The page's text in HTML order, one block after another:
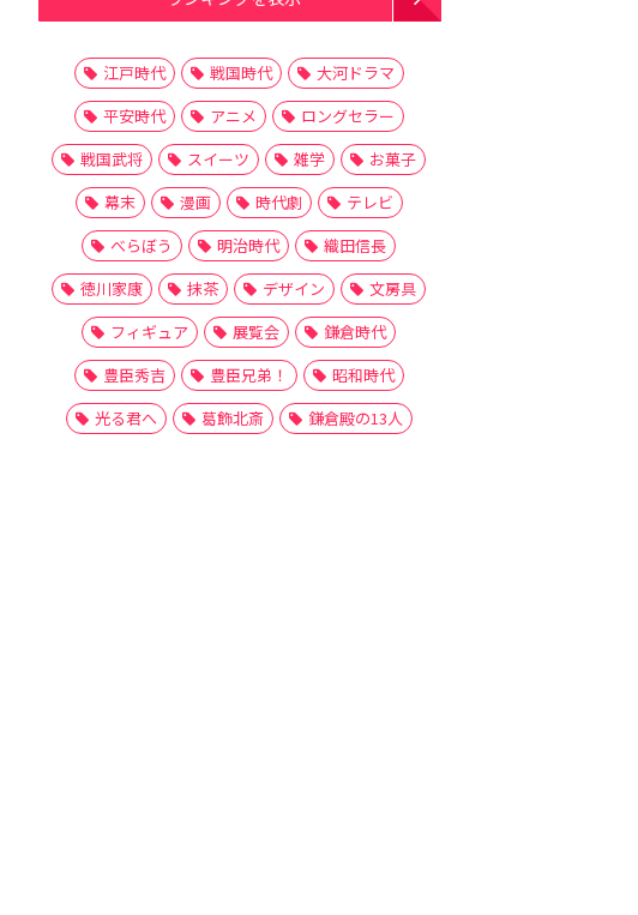
江戸時代 戦国時代
大河ドラマ
平安時代
アニメ
ロングセラー
戦国武将
スイーツ 雑学
お菓子
幕末
漫画 時代劇
テレビ
べらぼう
明治時代
織田信長
徳川家康
抹茶 デザイン
文房具
フィギュア
展覧会
鎌倉時代
豊臣秀吉
豊臣兄弟！
昭和時代
光る君へ
葛飾北斎 鎌倉殿の13人